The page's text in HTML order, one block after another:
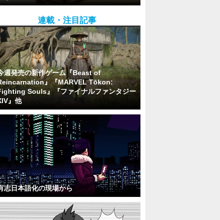
連載・注目記事
週発売の新作ゲーム『Beast of
』『MARVEL Tōkon:
Souls』『ファイナルファンタジー
』他
志日本語化の現場から